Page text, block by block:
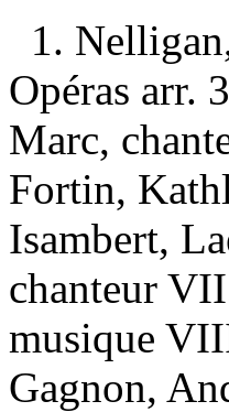
1.
Opéras arr.
Marc,
Fortin,
Isambert,
chanteur
musique
Gagnon,